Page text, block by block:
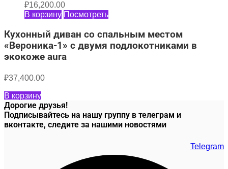
₽16,200.00
В корзину Посмотреть
Кухонный диван со спальным местом
«Вероника-1» с двумя подлокотниками в
экокоже aura
₽37,400.00
В корзину
Дорогие друзья!
Подписывайтесь на нашу группу в телеграм и
вконтакте, следите за нашими новостями
Telegram